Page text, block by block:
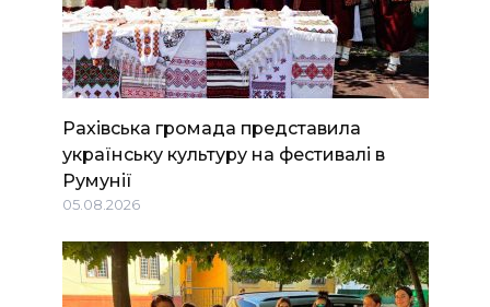
Рахівська громада представила
українську культуру на фестивалі в
Румунії
05.08.2026